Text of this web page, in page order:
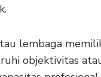
lembaga
objektivitas